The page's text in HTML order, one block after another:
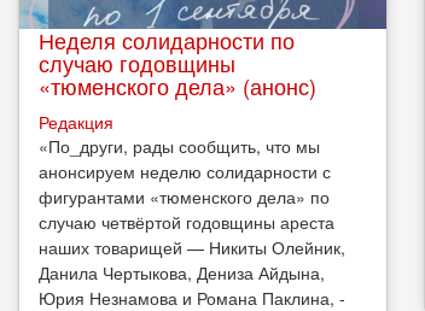
Неделя солидарности по
случаю годовщины
«тюменского дела» (анонс)
Редакция
​«По_други, рады сообщить, что мы
анонсируем неделю солидарности с
фигурантами «тюменского дела» по
случаю четвёртой годовщины ареста
наших товарищей — Никиты Олейник,
Данила Чертыкова, Дениза Айдына,
Юрия Незнамова и Романа Паклина, -